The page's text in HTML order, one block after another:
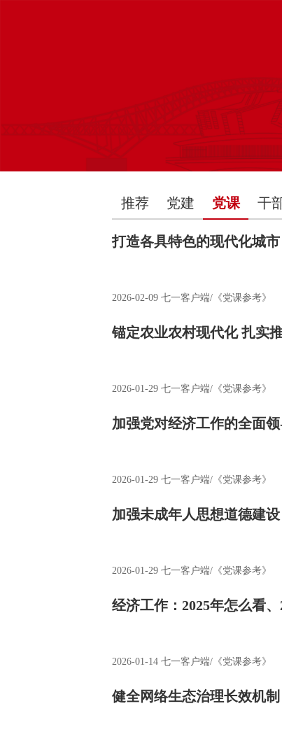
推荐 党建 党课 干
打造各具特色的现代化城市
2026-02-09 七一客户端/《党课参考》
锚定农业农村现代化 扎实
2026-01-29 七一客户端/《党课参考》
加强党对经济工作的全面
2026-01-29 七一客户端/《党课参考》
加强未成年人思想道德建设
2026-01-29 七一客户端/《党课参考》
经济工作：2025年怎么看
2026-01-14 七一客户端/《党课参考》
健全网络生态治理长效机制